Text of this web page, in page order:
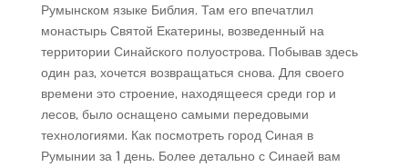
Румынском языке Библия. Там его впечатлил
монастырь Святой Екатерины, возведенный на
территории Синайского полуострова. Побывав здесь
один раз, хочется возвращаться снова. Для своего
времени это строение, находящееся среди гор и
лесов, было оснащено самыми передовыми
технологиями. Как посмотреть город Синая в
Румынии за 1 день. Более детально с Синаей вам